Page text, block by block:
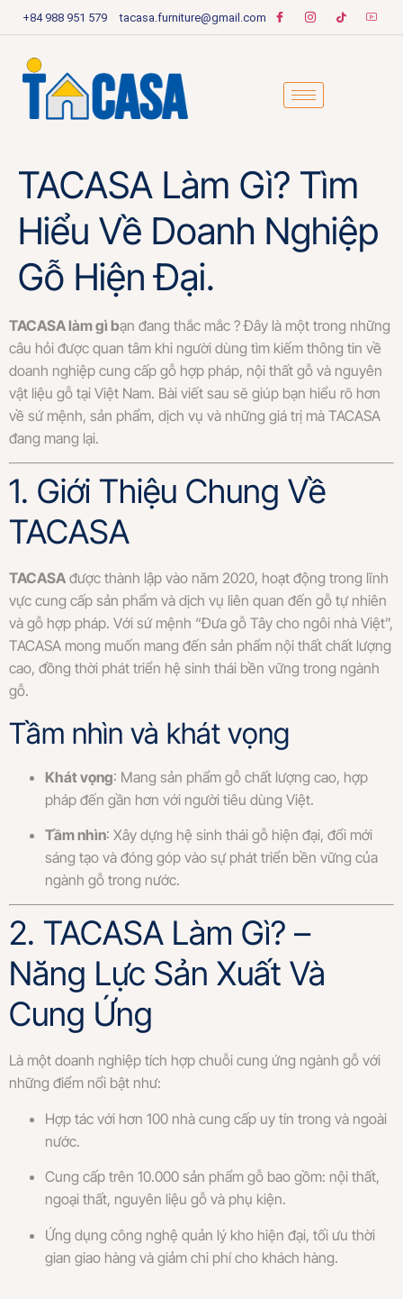
+84 988 951 579 tacasa.furniture@gmail.com
TACASA Làm Gì? Tìm
Hiểu Về Doanh Nghiệp
Gỗ Hiện Đại.
TACASA làm gì bạn đang thắc mắc ? Đây là một trong những
câu hỏi được quan tâm khi người dùng tìm kiếm thông tin về
doanh nghiệp cung cấp gỗ hợp pháp, nội thất gỗ và nguyên
vật liệu gỗ tại Việt Nam. Bài viết sau sẽ giúp bạn hiểu rõ hơn
về sứ mệnh, sản phẩm, dịch vụ và những giá trị mà TACASA
đang mang lại.
1. Giới Thiệu Chung Về
TACASA
TACASA được thành lập vào năm 2020, hoạt động trong lĩnh
vực cung cấp sản phẩm và dịch vụ liên quan đến gỗ tự nhiên
và gỗ hợp pháp. Với sứ mệnh “Đưa gỗ Tây cho ngôi nhà Việt”,
TACASA mong muốn mang đến sản phẩm nội thất chất lượng
cao, đồng thời phát triển hệ sinh thái bền vững trong ngành
gỗ.
Tầm nhìn và khát vọng
Khát vọng: Mang sản phẩm gỗ chất lượng cao, hợp
pháp đến gần hơn với người tiêu dùng Việt.
Tầm nhìn: Xây dựng hệ sinh thái gỗ hiện đại, đổi mới
sáng tạo và đóng góp vào sự phát triển bền vững của
ngành gỗ trong nước.
2. TACASA Làm Gì? –
Năng Lực Sản Xuất Và
Cung Ứng
Là một doanh nghiệp tích hợp chuỗi cung ứng ngành gỗ với
những điểm nổi bật như:
Hợp tác với hơn 100 nhà cung cấp uy tín trong và ngoài
nước.
Cung cấp trên 10.000 sản phẩm gỗ bao gồm: nội thất,
ngoại thất, nguyên liệu gỗ và phụ kiện.
Ứng dụng công nghệ quản lý kho hiện đại, tối ưu thời
gian giao hàng và giảm chi phí cho khách hàng.